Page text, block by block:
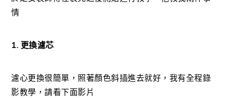
情
1. 更換濾芯
濾心更換很簡單，照著顏色斜插進去就好，我有全程錄
影教學，請看下面影片